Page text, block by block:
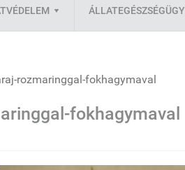
ÁLLATEGÉSZSÉGÜGY
rozmaringgal-fokhagymaval
fokhagymaval